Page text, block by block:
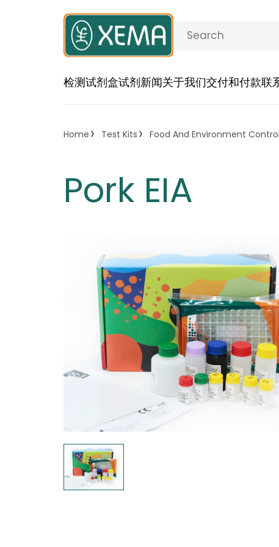
检测试剂盒试剂新闻关于我们交付和付款联
Home Test Kits Food And Environment Control
Pork EIA